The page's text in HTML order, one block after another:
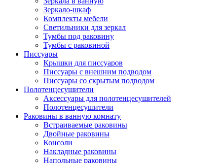
Зеркало-шкаф
Комплекты мебели
Светильники для зеркал
Тумбы под раковину
Тумбы с раковиной
Писсуары
Крышки для писсуаров
Писсуары с внешним подводом
Писсуары со скрытым подводом
Полотенцесушители
Аксессуары для полотенцесушителей
Полотенцесушители
Раковины в ванную комнату
Встраиваемые раковины
Двойные раковины
Консоли
Накладные раковины
Напольные раковины